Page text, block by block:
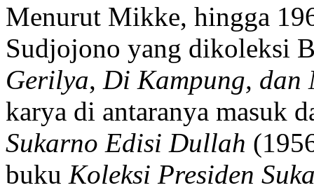
Menurut Mikke, hingga
Sudjojono yang dikoleksi
Gerilya, Di Kampung, dan
karya di antaranya masuk
Sukarno Edisi Dullah
buku Koleksi Presiden